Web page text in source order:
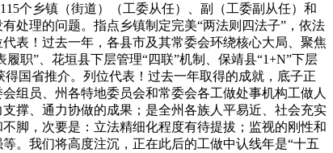
个乡镇（街道）（工委从任）、副（工委副从任）和
处理的问题。指点乡镇制定完美“两法则四法子”，依法
表！过去一年，各县市及其常委会环绕核心大局、聚焦
职”、花垣县下层管理“四联”机制、保靖县“1+N”下层
国省推介。列位代表！过去一年取得的成就，底子正
组员、州各特地委员会和常委会各工做处事机构工做人
撑、通力协做的成果；是全州各族人平易近、社会充实
脚，次要是：立法精细化程度有待提拔；监视的刚性和
。我们将高度注沉，正在此后的工做中认线年是“十五